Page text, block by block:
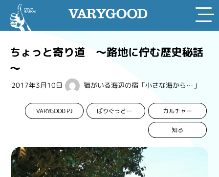
content
ちょっと寄り道 ～路地に佇む歴史秘話
～
2017年3月10日 猫がいる海辺の宿「小さな海から…」
VARYGOOD PJ ばりぐっどくんプロジェクト カルチャー
知る